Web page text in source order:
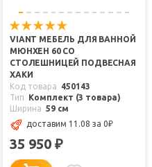
VIANT МЕБЕЛЬ ДЛЯ ВАННОЙ
МЮНХЕН 60 СО
СТОЛЕШНИЦЕЙ ПОДВЕСНАЯ
ХАКИ
Код товара
450143
Тип
Комплект (3 товара)
Ширина 59 см
доставим 11.08 за 0₽
35 950 ₽